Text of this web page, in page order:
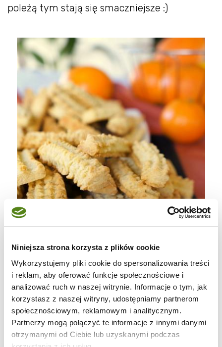
Niniejsza strona korzysta z plików cookie
Wykorzystujemy pliki cookie do spersonalizowania treści
i reklam, aby oferować funkcje społecznościowe i
analizować ruch w naszej witrynie. Informacje o tym, jak
korzystasz z naszej witryny, udostępniamy partnerom
społecznościowym, reklamowym i analitycznym.
Partnerzy mogą połączyć te informacje z innymi danymi
otrzymanymi od Ciebie lub uzyskanymi podczas
poleżą tym stają się smaczniejsze :)